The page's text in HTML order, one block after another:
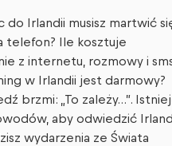
do Irlandii musisz martwić
telefon? Ile kosztuje
z internetu, rozmowy i
w Irlandii jest darmowy?
brzmi: „To zależy…”.
aby odwiedzić
wydarzenia ze Świata